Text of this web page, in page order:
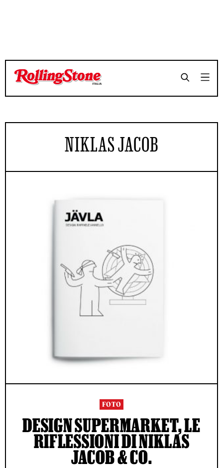
NIKLAS JACOB
FOTO
DESIGN SUPERMARKET, LE
RIFLESSIONI DI NIKLAS
JACOB & CO.